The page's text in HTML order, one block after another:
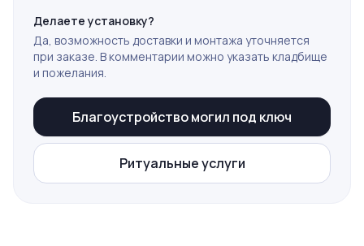
Делаете установку?
Да, возможность доставки и монтажа уточняется
при заказе. В комментарии можно указать кладбище
и пожелания.
Благоустройство могил под ключ
Ритуальные услуги